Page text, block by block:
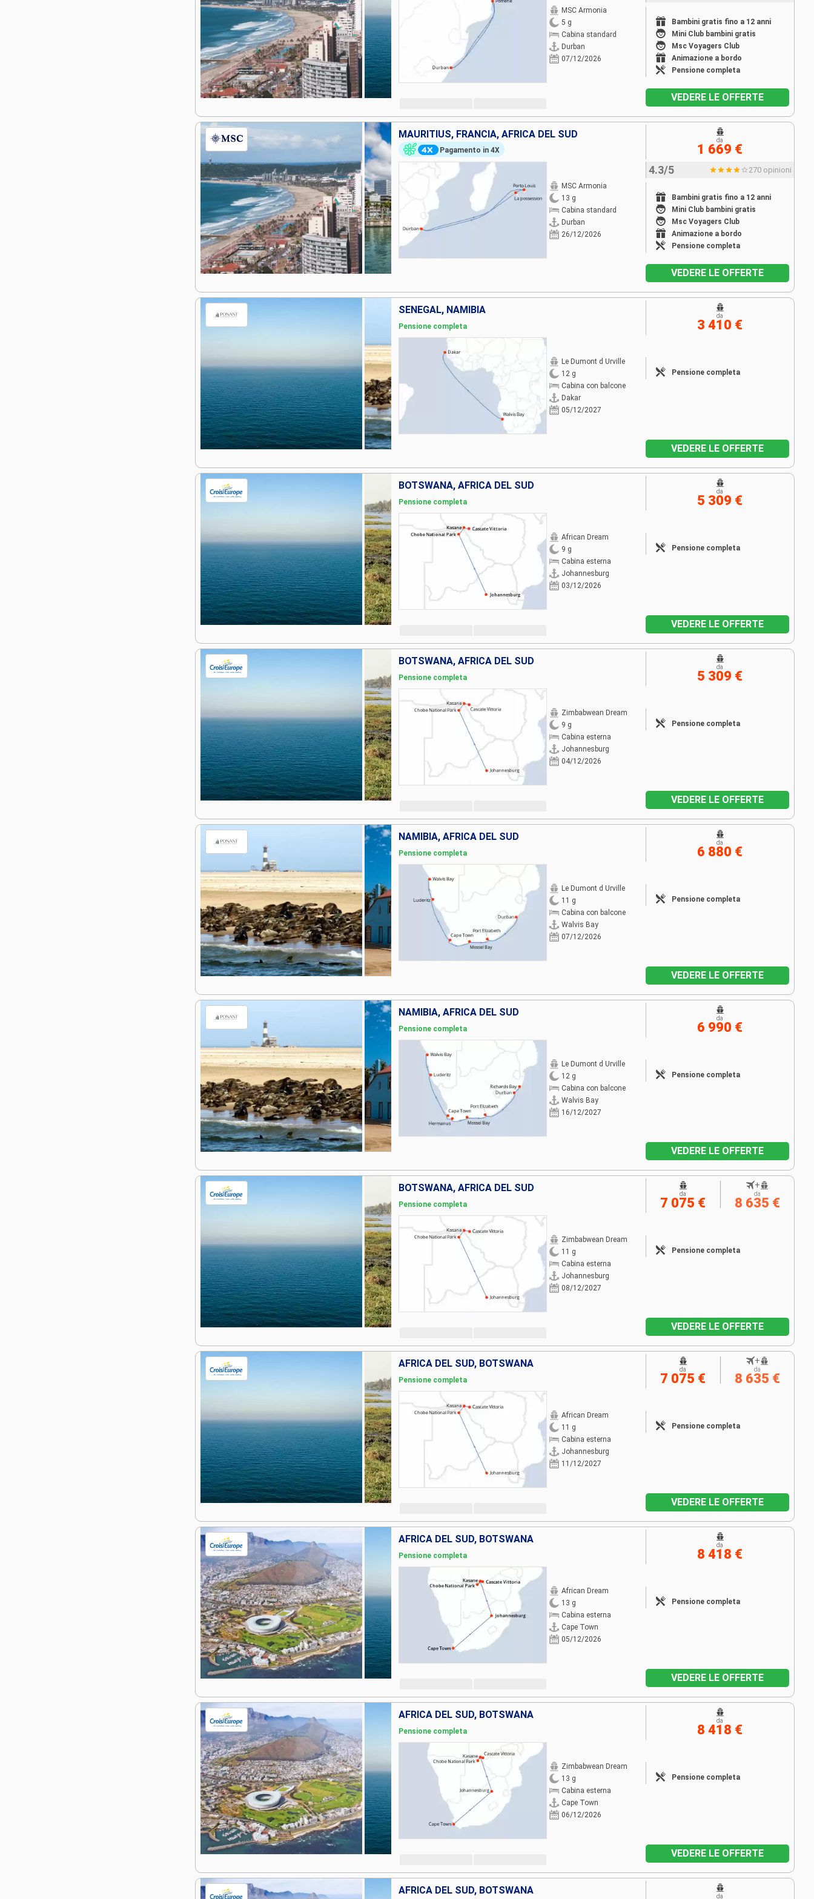
MSC Armonia
5 g
Cabina standard
Durban
07/12/2026
Bambini gratis fino a 12 anni
Mini Club bambini gratis
Msc Voyagers Club
Animazione a bordo
Pensione completa
VEDERE LE OFFERTE
MAURITIUS, FRANCIA, AFRICA DEL SUD
Pagamento in 4X
MSC Armonia
13 g
Cabina standard
Durban
26/12/2026
4.3/5 270 opinioni
Bambini gratis fino a 12 anni
Mini Club bambini gratis
Msc Voyagers Club
Animazione a bordo
Pensione completa
da
1 669 €
VEDERE LE OFFERTE
SENEGAL, NAMIBIA
Pensione completa
Le Dumont d Urville
12 g
Cabina con balcone
Dakar
05/12/2027
Pensione completa
da
3 410 €
VEDERE LE OFFERTE
BOTSWANA, AFRICA DEL SUD
Pensione completa
African Dream
9 g
Cabina esterna
Johannesburg
03/12/2026
Pensione completa
da
5 309 €
VEDERE LE OFFERTE
BOTSWANA, AFRICA DEL SUD
Pensione completa
Zimbabwean Dream
9 g
Cabina esterna
Johannesburg
04/12/2026
Pensione completa
da
5 309 €
VEDERE LE OFFERTE
NAMIBIA, AFRICA DEL SUD
Pensione completa
Le Dumont d Urville
11 g
Cabina con balcone
Walvis Bay
07/12/2026
Pensione completa
da
6 880 €
VEDERE LE OFFERTE
NAMIBIA, AFRICA DEL SUD
Pensione completa
Le Dumont d Urville
12 g
Cabina con balcone
Walvis Bay
16/12/2027
Pensione completa
da
6 990 €
VEDERE LE OFFERTE
BOTSWANA, AFRICA DEL SUD
Pensione completa
Zimbabwean Dream
11 g
Cabina esterna
Johannesburg
08/12/2027
Pensione completa
da
7 075 €
+
da
8 635 €
VEDERE LE OFFERTE
AFRICA DEL SUD, BOTSWANA
Pensione completa
African Dream
11 g
Cabina esterna
Johannesburg
11/12/2027
Pensione completa
da
7 075 €
+
da
8 635 €
VEDERE LE OFFERTE
AFRICA DEL SUD, BOTSWANA
Pensione completa
African Dream
13 g
Cabina esterna
Cape Town
05/12/2026
Pensione completa
da
8 418 €
VEDERE LE OFFERTE
AFRICA DEL SUD, BOTSWANA
Pensione completa
Zimbabwean Dream
13 g
Cabina esterna
Cape Town
06/12/2026
Pensione completa
da
8 418 €
VEDERE LE OFFERTE
AFRICA DEL SUD, BOTSWANA
da